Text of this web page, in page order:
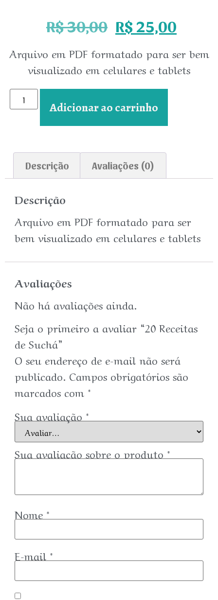
R$30,00 R$ 25,00
Arquivo em PDF formatado para ser bem
visualizado em celulares e tablets
Adicionar ao carrinho
Descrição Avaliações (0)
Descrição
Arquivo em PDF formatado para ser
bem visualizado em celulares e tablets
Avaliações
Não há avaliações ainda.
Seja o primeiro a avaliar “20 Receitas
de Suchá”
O seu endereço de e-mail não será
publicado. Campos obrigatórios são
marcados com *
Sua avaliação *
Sua avaliação sobre o produto *
Nome *
E-mail *